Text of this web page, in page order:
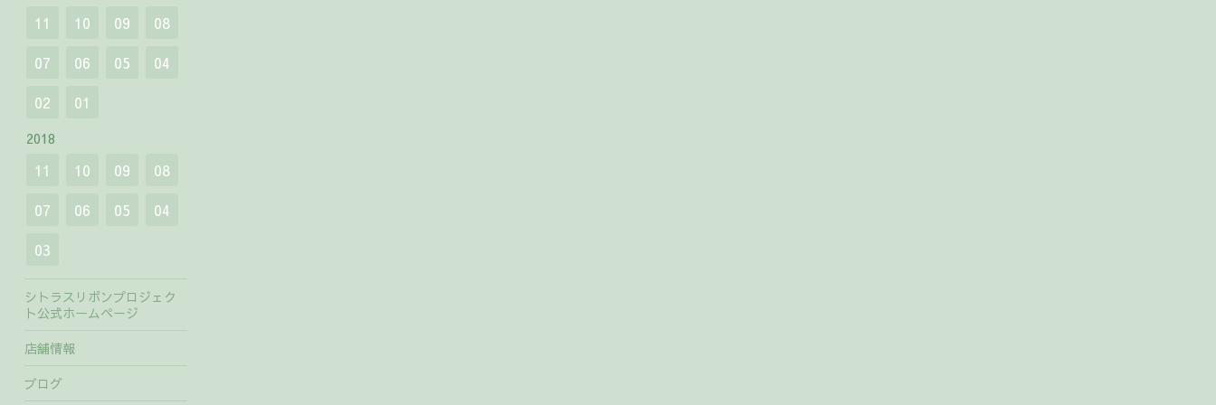
11 10 09
08
07
06 05
04
02
01
2018
11 10 09
08
07
06 05
04
03
シトラスリボンプロジェク
ト公式ホームページ
店舗情報
ブログ